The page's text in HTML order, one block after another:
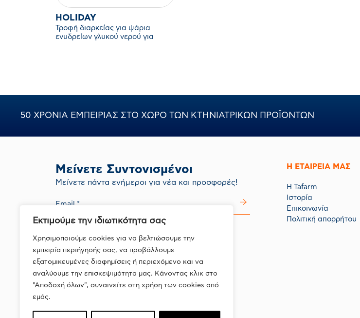
Εκτιμούμε την ιδιωτικότητα σας
Χρησιμοποιούμε cookies για να βελτιώσουμε την
εμπειρία περιήγησής σας, να προβάλλουμε
εξατομικευμένες διαφημίσεις ή περιεχόμενο και να
αναλύουμε την επισκεψιμότητα μας. Κάνοντας κλικ στο
"Αποδοχή όλων", συναινείτε στη χρήση των cookies από
εμάς.
HOLIDAY
Τροφή διαρκείας για ψάρια
ενυδρείων γλυκού νερού για
50 ΧΡΟΝΙΑ ΕΜΠΕΙΡΙΑΣ ΣΤΟ ΧΩΡΟ ΤΩΝ ΚΤΗΝΙΑΤΡΙΚΩΝ ΠΡΟΪΟΝΤΩΝ
Μείνετε Συντονισμένοι
Mείνετε πάντα ενήμεροι για νέα και προσφορές!
Η ΕΤΑΙΡΕΙΑ ΜΑΣ
Η Tafarm
Ιστορία
Επικοινωνία
Πολιτική απορρήτου